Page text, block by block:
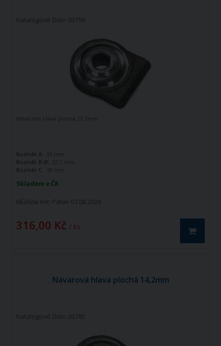
Katalogové číslo: 03799
Skladem v ČR
Můžete mít: Pátek 07.08.2026
316,00 Kč / ks
Návarová hlava plochá 22,1mm.
Rozměr A:
35 mm
Rozměr B Ø:
22,1 mm
Rozměr C:
18 mm
Návarová hlava plochá 14,2mm
Katalogové číslo: 03795